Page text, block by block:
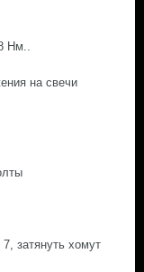
Нм..
на свечи
затянуть хомут